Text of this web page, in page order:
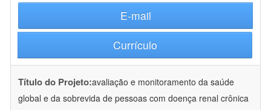
E-mail
Currículo
Título do Projeto:avaliação e monitoramento da saúde
global e da sobrevida de pessoas com doença renal crônica